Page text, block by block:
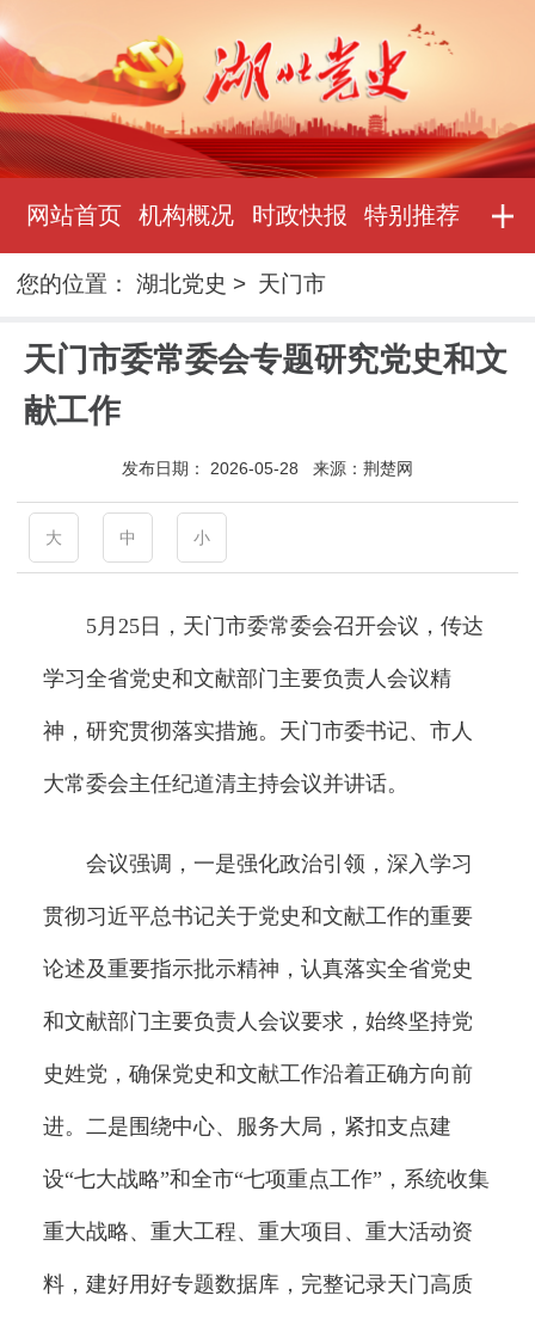
网站首页 机构概况 时政快报 特别推荐
您的位置：湖北党史 > 天门市
天门市委常委会专题研究党史和文
献工作
发布日期： 2026-05-28 来源：荆楚网
大 中 小
5月25日，天门市委常委会召开会议，传达
学习全省党史和文献部门主要负责人会议精
神，研究贯彻落实措施。天门市委书记、市人
大常委会主任纪道清主持会议并讲话。
会议强调，一是强化政治引领，深入学习
贯彻习近平总书记关于党史和文献工作的重要
论述及重要指示批示精神，认真落实全省党史
和文献部门主要负责人会议要求，始终坚持党
史姓党，确保党史和文献工作沿着正确方向前
进。二是围绕中心、服务大局，紧扣支点建
设“七大战略”和全市“七项重点工作”，系统收集
重大战略、重大工程、重大项目、重大活动资
料，建好用好专题数据库，完整记录天门高质